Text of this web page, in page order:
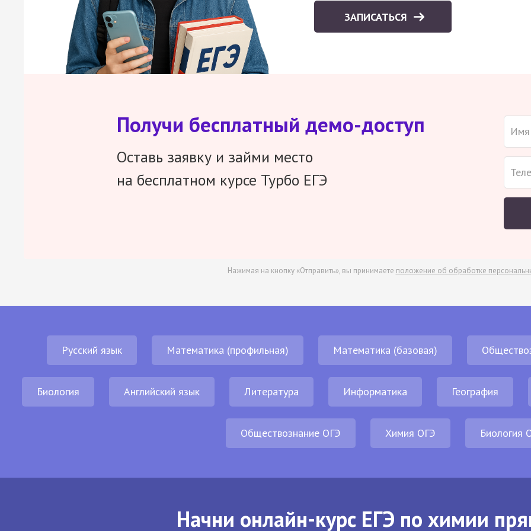
ЗАПИСАТЬСЯ
Получи бесплатный демо-доступ
Оставь заявку и займи место
на бесплатном курсе Турбо ЕГЭ
Нажимая на кнопку «Отправить», вы принимаете положение об обработке
Русский язык Математика (профильная) Математика (базовая)
Биология Английский язык Литература Информатика География
Обществознание ОГЭ Химия ОГЭ Биология
Начни онлайн-курс ЕГЭ по химии